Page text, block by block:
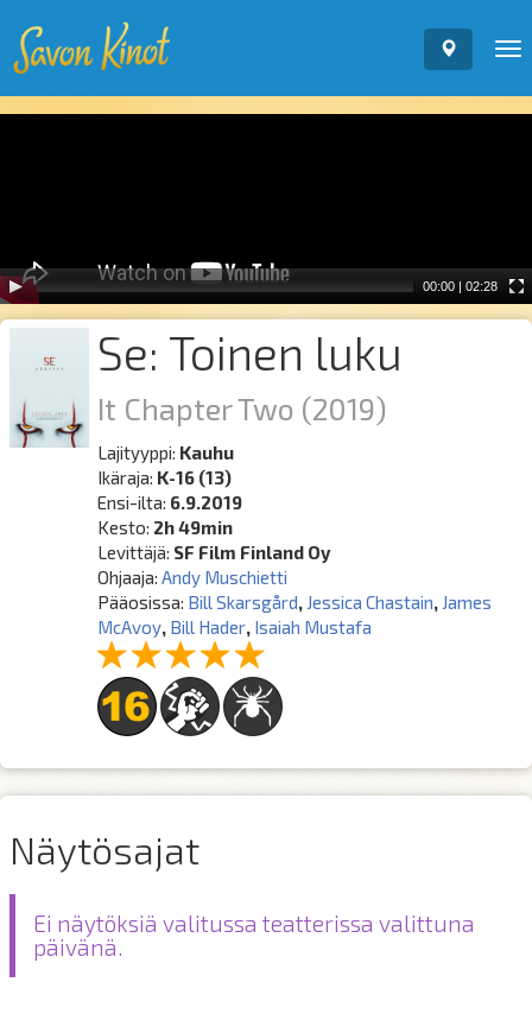
00:00 | 02:28
Se: Toinen luku
It Chapter Two (2019)
Lajityyppi: Kauhu
Ikäraja: K-16 (13)
Ensi-ilta: 6.9.2019
Kesto: 2h 49min
Levittäjä: SF Film Finland Oy
Ohjaaja: Andy Muschietti
Pääosissa: Bill Skarsgård, Jessica Chastain, James
McAvoy, Bill Hader, Isaiah Mustafa
Näytösajat
Ei näytöksiä valitussa teatterissa valittuna
päivänä.